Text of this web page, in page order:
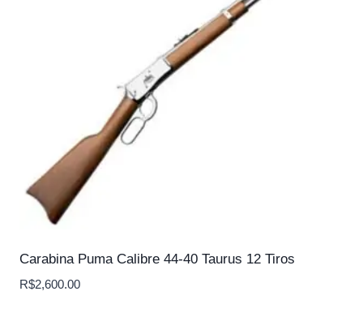
Carabina Puma Calibre 44-40 Taurus 12 Tiros
R$2,600.00